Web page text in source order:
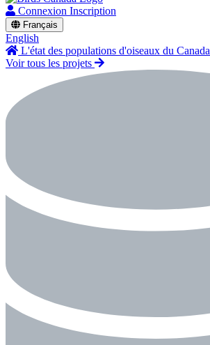
Connexion Inscription
Français
English
L'état des populations d'oiseaux du Canada
Voir tous les projets